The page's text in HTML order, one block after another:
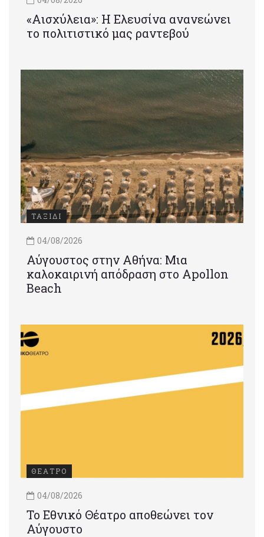
«Αισχύλεια»: Η Ελευσίνα ανανεώνει
το πολιτιστικό μας ραντεβού
ΤΑΞΙΔΙ
04/08/2026
Αύγουστος στην Αθήνα: Μια
καλοκαιρινή απόδραση στο Apollon
Beach
ΘΕΑΤΡΟ
04/08/2026
Το Εθνικό Θέατρο αποθεώνει τον
Αύγουστο